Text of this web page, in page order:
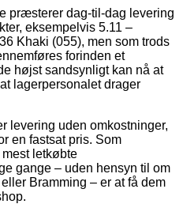
præsterer dag-til-dag levering
eksempelvis 5.11 –
Khaki (055), men som trods
forinden et
højst sandsynligt kan nå at
lagerpersonalet drager
levering uden omkostninger,
en fastsat pris. Som
letkøbte
gange – uden hensyn til om
Bramming – er at få dem